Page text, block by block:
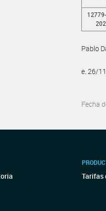
Pablo
e. 26/
Fecha
Tarifas